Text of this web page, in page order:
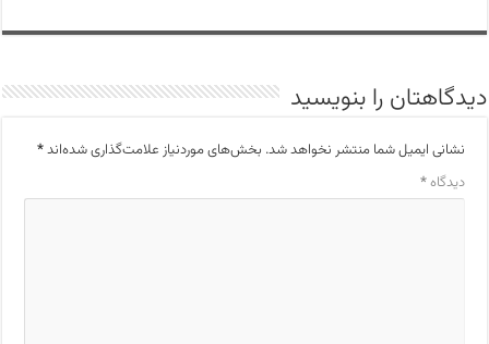
دیدگاهتان را بنویسید
نشانی ایمیل شما منتشر نخواهد شد. بخش‌های موردنیاز علامت‌گذاری شده‌اند*
دیدگاه*